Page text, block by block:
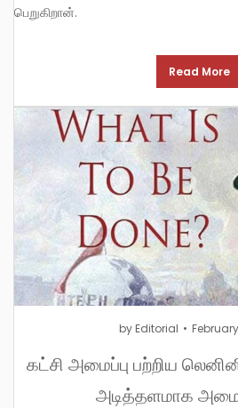
பெறுகிறான்.
Read More
by Editorial
கட்சி அமைப்பு பற்றிய
அடித்தளமாக